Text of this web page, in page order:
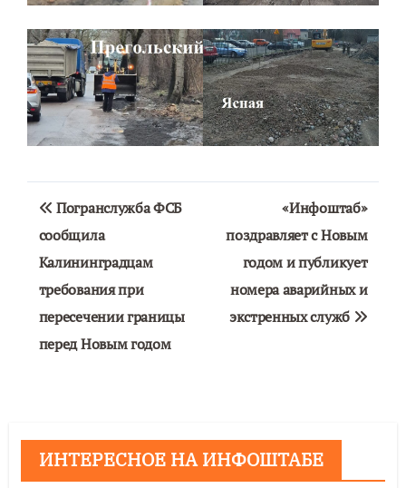
Навигация
по
записям
Погранслужба ФСБ
сообщила
Калининградцам
требования при
пересечении границы
перед Новым годом
«Инфоштаб»
поздравляет с Новым
годом и публикует
номера аварийных и
экстренных служб
ИНТЕРЕСНОЕ НА ИНФОШТАБЕ